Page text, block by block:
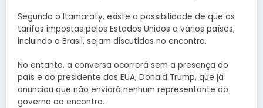
Segundo o Itamaraty, existe a possibilidade de que as
tarifas impostas pelos Estados Unidos a vários países,
incluindo o Brasil, sejam discutidas no encontro.
No entanto, a conversa ocorrerá sem a presença do
país e do presidente dos EUA, Donald Trump, que já
anunciou que não enviará nenhum representante do
governo ao encontro.